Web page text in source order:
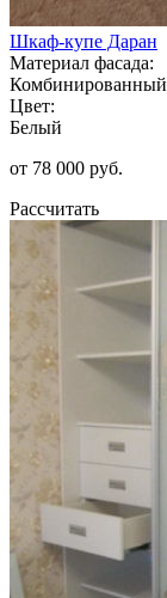
Шкаф-купе Даран
Материал фасада:
Комбинированный
Цвет:
Белый
от 78 000 руб.
Рассчитать